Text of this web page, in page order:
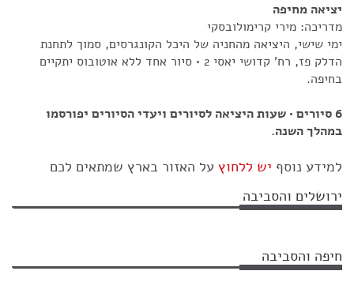
יציאה מחיפה
מדריכה: מירי קרימולובסקי
ימי שישי, היציאה מהחניה של היכל הקונגרסים, סמוך לתחנת
הדלק פז, רח' קדושי יאסי 2 • סיור אחד ללא אוטובוס יתקיים
בחיפה.
6 סיורים • שעות היציאה לסיורים ויעדי הסיורים יפורסמו
במהלך השנה.
למידע נוסף יש ללחוץ על האזור בארץ שמתאים לכם
ירושלים והסביבה
חיפה והסביבה